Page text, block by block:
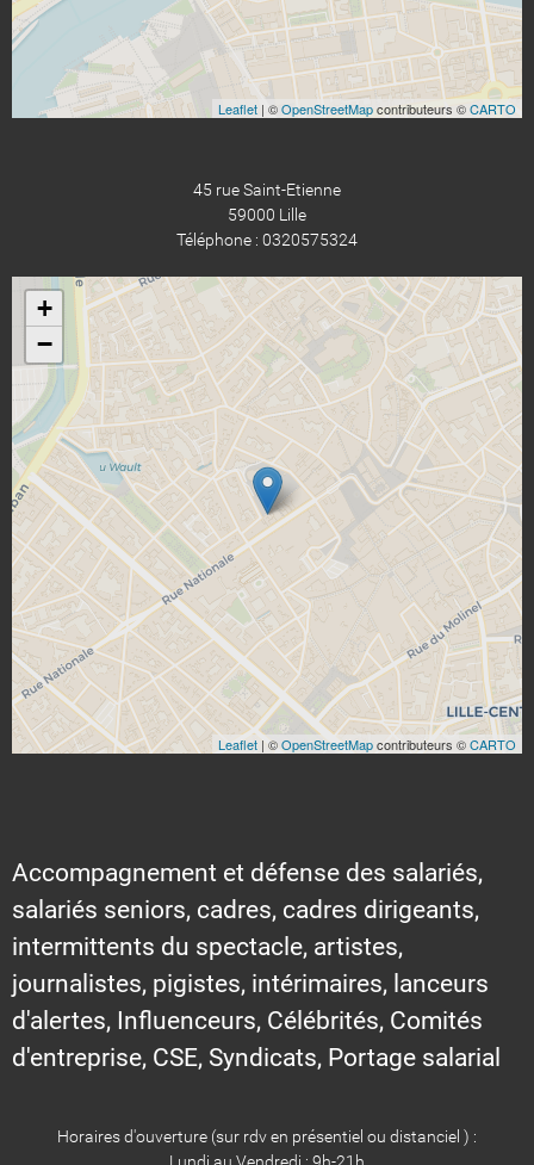
Leaflet | ©OpenStreetMapcontributeurs ©CARTO
45 rue Saint-Etienne
59000 Lille
Téléphone : 0320575324
+
−
Leaflet | ©OpenStreetMapcontributeurs ©CARTO
Accompagnement et défense des salariés,
salariés seniors, cadres, cadres dirigeants,
intermittents du spectacle, artistes,
journalistes, pigistes, intérimaires, lanceurs
d'alertes, Influenceurs, Célébrités, Comités
d'entreprise, CSE, Syndicats, Portage salarial
Horaires d'ouverture (sur rdv en présentiel ou distanciel ) :
Lundi au Vendredi : 9h-21h